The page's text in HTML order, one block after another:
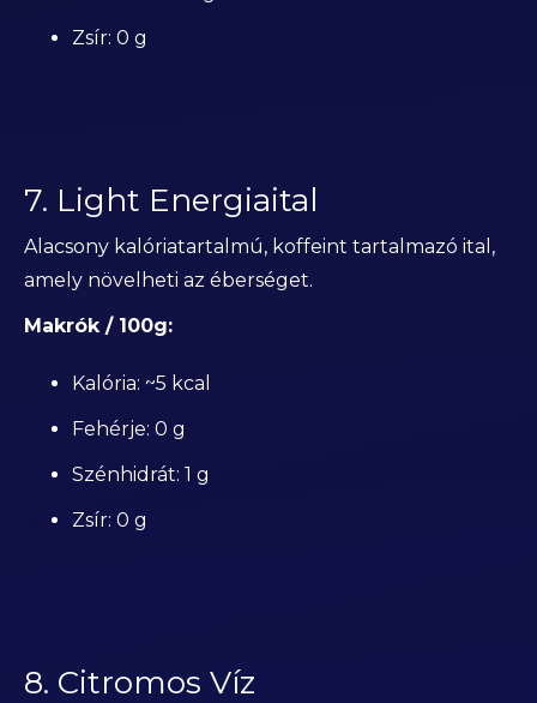
Zsír: 0 g
7. Light Energiaital
Alacsony kalóriatartalmú, koffeint tartalmazó ital,
amely növelheti az éberséget.
Makrók / 100g:
Kalória: ~5 kcal
Fehérje: 0 g
Szénhidrát: 1 g
Zsír: 0 g
8. Citromos Víz